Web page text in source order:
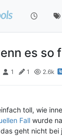
es so
1 1 2.6k
toll, wie
Fall wurde
geht nicht bei